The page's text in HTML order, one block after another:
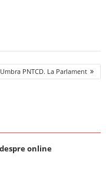
Umbra PNTCD. La Parlament
online